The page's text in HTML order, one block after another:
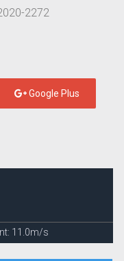
2272
Google Plus
11.0m/s